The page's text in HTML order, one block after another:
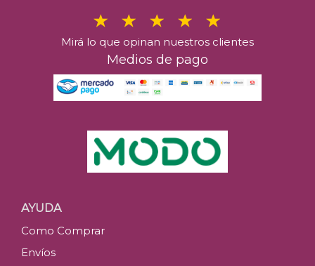
Mirá lo que opinan nuestros clientes
Medios de pago
AYUDA
Como Comprar
Envíos